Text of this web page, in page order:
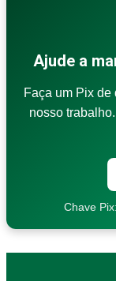
Ajude a
Faça um Pix de
nosso
Chave Pix: